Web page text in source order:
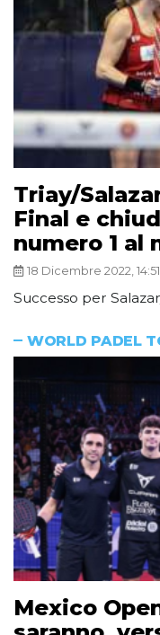
Triay/
Final e
numero 1 al
18 Dicembre 2022, 14:51
Successo per
WORLD PADEL
Mexico